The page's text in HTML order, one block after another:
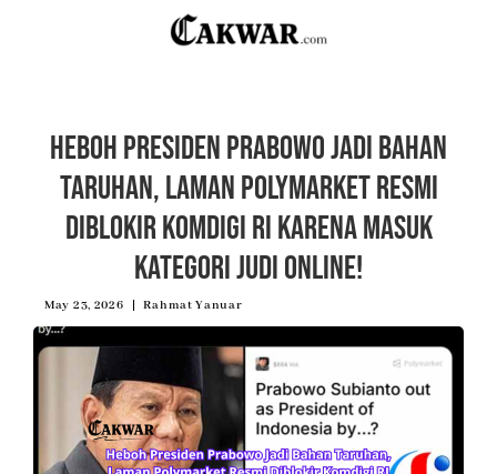
Heboh Presiden Prabowo Jadi Bahan
Taruhan, Laman Polymarket Resmi
Diblokir Komdigi RI Karena Masuk
Kategori Judi Online!
May 23, 2026 Rahmat Yanuar